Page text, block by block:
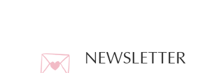
NEWSLETTER